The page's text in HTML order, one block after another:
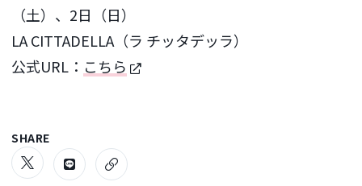
（土）、2日（日）
LA CITTADELLA（ラ チッタデッラ）
公式URL： こちら
SHARE